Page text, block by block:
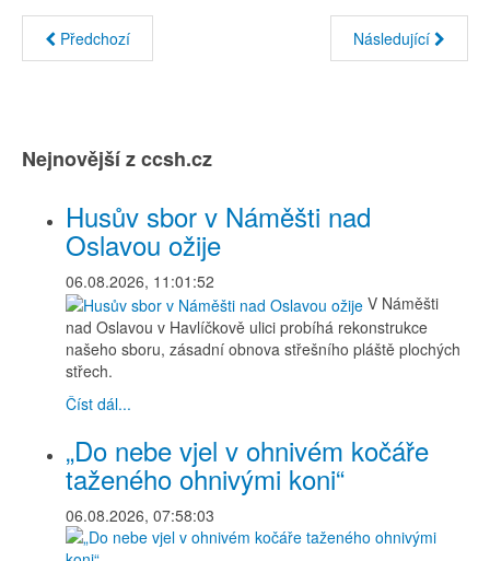
Předchozí Následující
Nejnovější z ccsh.cz
Husův sbor v Náměšti nad
Oslavou ožije
06.08.2026, 11:01:52
V Náměšti
nad Oslavou v Havlíčkově ulici probíhá rekonstrukce
našeho sboru, zásadní obnova střešního pláště plochých
střech.
Číst dál...
„Do nebe vjel v ohnivém kočáře
taženého ohnivými koni“
06.08.2026, 07:58:03